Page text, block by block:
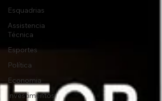
Esquadrias
Assistencia
Técnica
Esportes
Política
Economia
Investimentos